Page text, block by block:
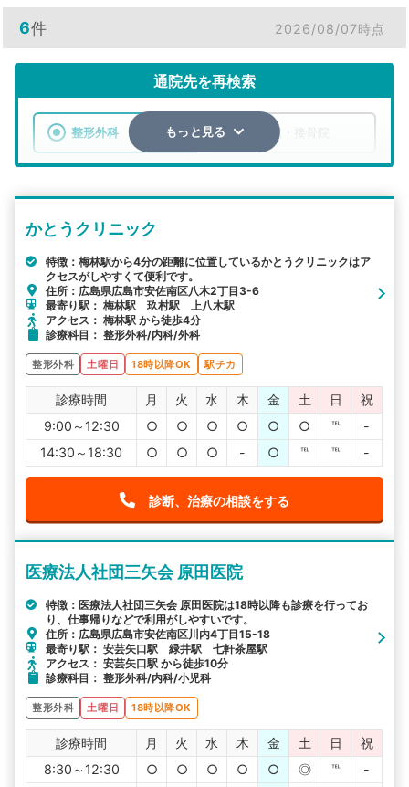
6件 2026/08/07時点
通院先を再検索
整形外科 整骨院・接骨院
詳細条件で絞り込む
その他の検索方法
もっと見る
かとうクリニック
特徴：梅林駅から4分の距離に位置しているかとうクリニックはア
クセスがしやすくて便利です。
住所：広島県広島市安佐南区八木2丁目3-6
最寄り駅： 梅林駅 玖村駅 上八木駅
アクセス： 梅林駅 から徒歩4分
診療科目： 整形外科/内科/外科
整形外科 土曜日 18時以降OK 駅チカ
診療時間 月 火 水 木 金 土 日
祝
9:00～12:30
○ ○ ○ ○ ○ ○ ℡
-
14:30～18:30
○ ○ ○ - ○ ℡ ℡ -
診断、治療の相談をする
医療法人社団三矢会 原田医院
特徴：医療法人社団三矢会 原田医院は18時以降も診療を行ってお
り、仕事帰りなどで利用がしやすいです。
住所：広島県広島市安佐南区川内4丁目15-18
最寄り駅： 安芸矢口駅 緑井駅 七軒茶屋駅
アクセス： 安芸矢口駅 から徒歩10分
診療科目： 整形外科/内科/小児科
整形外科 土曜日 18時以降OK
診療時間 月 火 水 木 金 土 日
祝
8:30～12:30
○ ○ ○ ○ ○ ◎ ℡
-